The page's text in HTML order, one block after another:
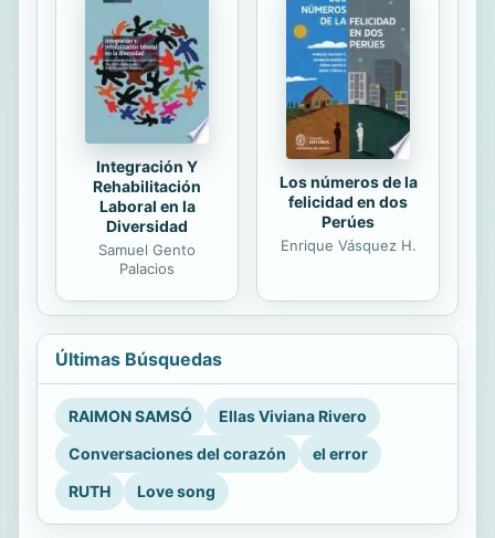
Integración Y
Rehabilitación
Laboral en la
Diversidad
Samuel Gento
Palacios
Los números de la
felicidad en dos
Perúes
Enrique Vásquez H.
Últimas Búsquedas
RAIMON SAMSÓ
Ellas Viviana Rivero
Conversaciones del corazón
el error
RUTH
Love song